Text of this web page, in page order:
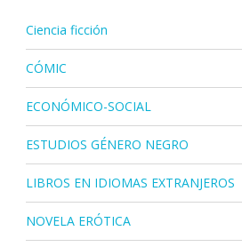
Ciencia ficción
CÓMIC
ECONÓMICO-SOCIAL
ESTUDIOS GÉNERO NEGRO
LIBROS EN IDIOMAS EXTRANJEROS
NOVELA ERÓTICA